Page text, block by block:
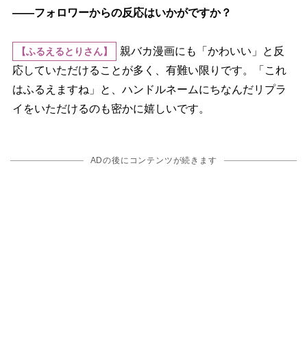
――フォロワーからの反応はいかがですか？
【ふるえるとりさん】
親バカ漫画にも「かわいい」と反
応していただけることが多く、有難い限りです。「これ
はふるえますね」と、ハンドルネームにちなんだリプラ
イをいただけるのも密かに嬉しいです。
ADの後にコンテンツが続きます